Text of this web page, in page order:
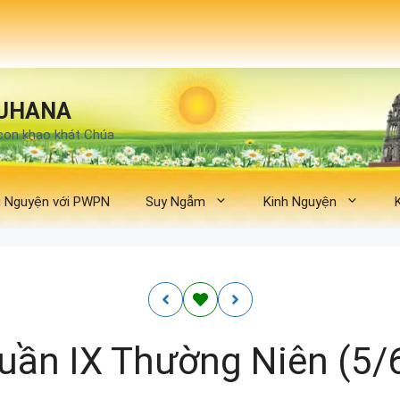
khao khát Chúa
Nguyện với PWPN Suy Ngẫm Kinh Nguyện
IX Thường Niên (5/